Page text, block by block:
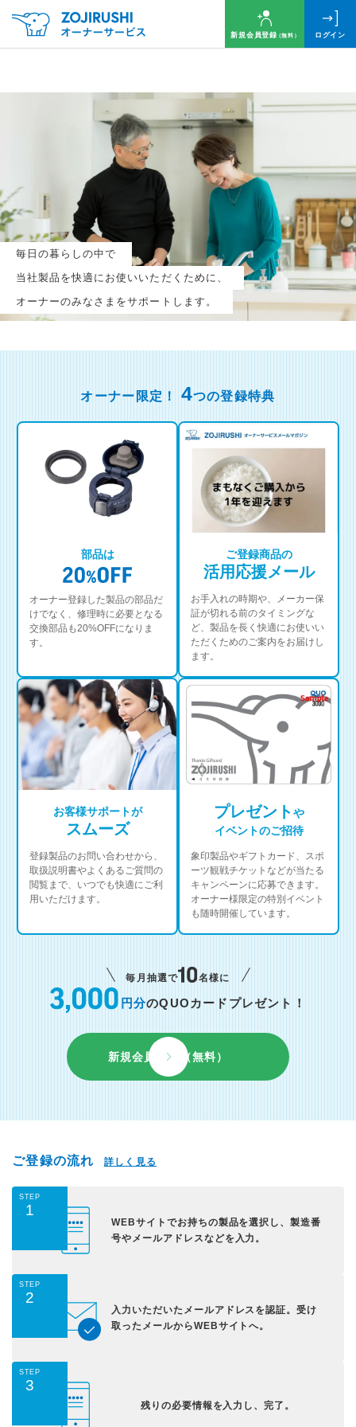
新規会員登録（無料） ログイン
毎日の暮らしの中で
当社製品を快適にお使いいただくために、
オーナーのみなさまをサポートします。
毎月抽選で 名様に
円分のQUOカードプレゼント！
新規会員登録（無料）
ログイン
※新規会員登録または追加製品登録をいただいた方が対象です
※オーナーサービスは日本国内にお住まいの個人の方向けサービスとなります
オーナー限定！ 4つの登録特典
部品は
オーナー登録した製品の部品だ
けでなく、修理時に必要となる
交換部品も20%OFFになりま
す。
ご登録商品の
活用応援メール
お手入れの時期や、メーカー保
証が切れる前のタイミングな
ど、製品を長く快適にお使いい
ただくためのご案内をお届けし
ます。
お客様サポートが
スムーズ
登録製品のお問い合わせから、
取扱説明書やよくあるご質問の
閲覧まで、いつでも快適にご利
用いただけます。
プレゼントや
イベントのご招待
象印製品やギフトカード、スポ
ーツ観戦チケットなどが当たる
キャンペーンに応募できます。
オーナー様限定の特別イベント
も随時開催しています。
毎月抽選で 名様に
円分のQUOカードプレゼント！
新規会員登録（無料）
ご登録の流れ 詳しく見る
STEP
1
WEBサイトでお持ちの製品を選択し、製造番
号やメールアドレスなどを入力。
STEP
2
入力いただいた メールアドレスを認証。受け
取ったメールからWEBサイトへ。
STEP
3
残りの必要情報を入力し、完了。